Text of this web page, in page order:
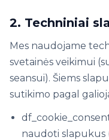
2. Techniniai
Mes naudojame
svetainės veikimui
seansui). Šiems
sutikimo pagal
naudoti slapukus